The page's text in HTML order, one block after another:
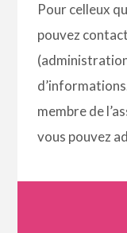
Pour celleux
pouvez
membre de
vous pouvez